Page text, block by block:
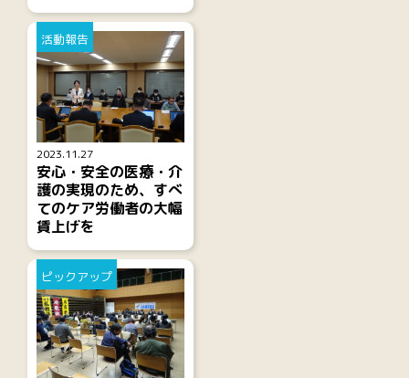
2023.11.27
活動報告
安心・安全の医療・介
護の実現のため、すべ
てのケア労働者の大幅
賃上げを
ピックアップ